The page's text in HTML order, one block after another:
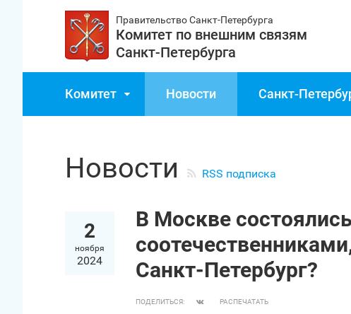
Правительство Санкт‑Петербурга
Комитет по внешним связям
Санкт‑Петербурга
Комитет Новости
Новости RSS подписка
2
ноября
2024
В Москве
Санкт‑Петербург?
ПОДЕЛИТЬСЯ: РАСПЕЧАТАТЬ